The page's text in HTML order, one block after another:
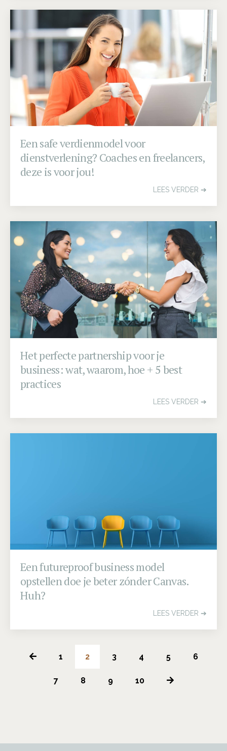
Een safe verdienmodel voor
dienstverlening? Coaches en freelancers,
deze is voor jou!
LEES VERDER ➔
Het perfecte partnership voor je
business: wat, waarom, hoe + 5 best
practices
LEES VERDER ➔
Een futureproof business model
opstellen doe je beter zónder Canvas.
Huh?
LEES VERDER ➔
1 2 3 4 5 6
7 8 9 10
Embodied Sales Experience
"Een fantastische totaalervaring van 12uur"
Reserveer alvast jouw early bird ticket | Vol
is vol
GEEF ME MEER INFO